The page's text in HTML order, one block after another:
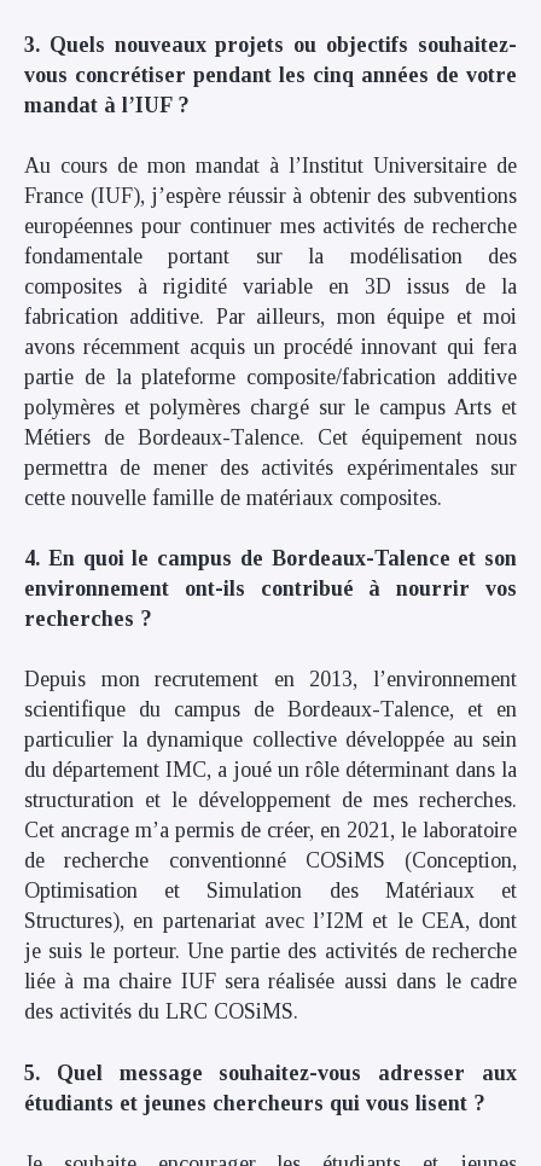
3. Quels nouveaux projets ou objectifs souhaitez-
vous concrétiser pendant les cinq années de votre
mandat à l’IUF ?
Au cours de mon mandat à l’Institut Universitaire de
France (IUF), j’espère réussir à obtenir des subventions
européennes pour continuer mes activités de recherche
fondamentale portant sur la modélisation des
composites à rigidité variable en 3D issus de la
fabrication additive. Par ailleurs, mon équipe et moi
avons récemment acquis un procédé innovant qui fera
partie de la plateforme composite/fabrication additive
polymères et polymères chargé sur le campus Arts et
Métiers de Bordeaux-Talence. Cet équipement nous
permettra de mener des activités expérimentales sur
cette nouvelle famille de matériaux composites.
4. En quoi le campus de Bordeaux-Talence et son
environnement ont-ils contribué à nourrir vos
recherches ?
Depuis mon recrutement en 2013, l’environnement
scientifique du campus de Bordeaux-Talence, et en
particulier la dynamique collective développée au sein
du département IMC, a joué un rôle déterminant dans la
structuration et le développement de mes recherches.
Cet ancrage m’a permis de créer, en 2021, le laboratoire
de recherche conventionné COSiMS (Conception,
Optimisation et Simulation des Matériaux et
Structures), en partenariat avec l’I2M et le CEA, dont
je suis le porteur. Une partie des activités de recherche
liée à ma chaire IUF sera réalisée aussi dans le cadre
des activités du LRC COSiMS.
5. Quel message souhaitez-vous adresser aux
étudiants et jeunes chercheurs qui vous lisent ?